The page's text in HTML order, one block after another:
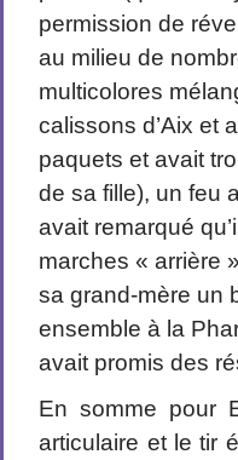
permission de
au milieu de
multicolores
calissons d’Aix et
paquets et avait
de sa fille), un feu
avait remarqué
marches « arrière
sa grand-mère un
ensemble à la
avait promis des
En somme pour
articulaire et le tir